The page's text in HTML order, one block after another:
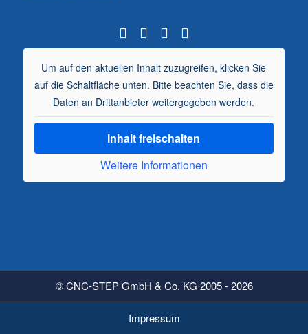
Um auf den aktuellen Inhalt zuzugreifen, klicken Sie
auf die Schaltfläche unten. Bitte beachten Sie, dass die
Daten an Drittanbieter weitergegeben werden.
Inhalt freischalten
Weitere Informationen
© CNC-STEP GmbH & Co. KG 2005 - 2026
Impressum